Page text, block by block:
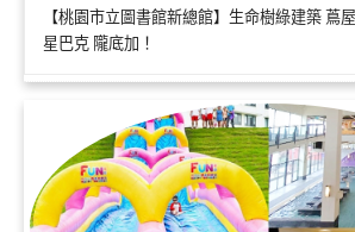
【桃園市立圖書館新總館】生命樹綠建築 蔦
星巴克 隴底加！